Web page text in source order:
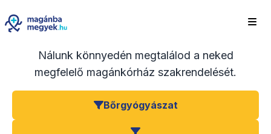
Nálunk könnyedén megtalálod a neked
megfelelő magánkórház szakrendelését.
Bőrgyógyászat